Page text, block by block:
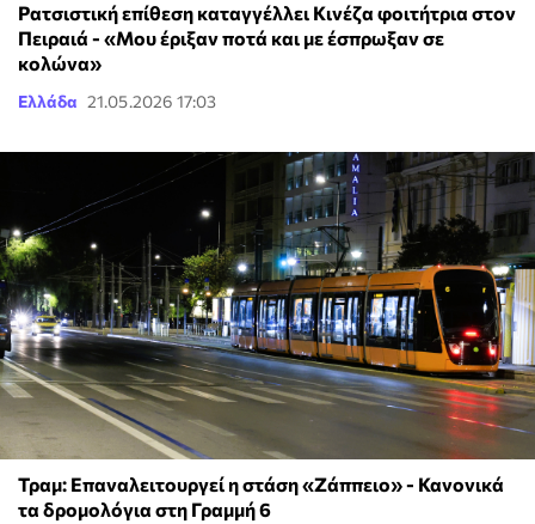
Ρατσιστική επίθεση καταγγέλλει Κινέζα φοιτήτρια στον
Πειραιά - «Μου έριξαν ποτά και με έσπρωξαν σε
κολώνα»
Ελλάδα 21.05.2026 17:03
Τραμ: Επαναλειτουργεί η στάση «Ζάππειο» - Κανονικά
τα δρομολόγια στη Γραμμή 6